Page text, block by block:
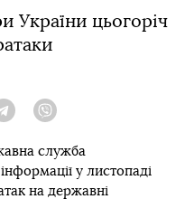
України цьогоріч
Telegram
служба
у листопаді
на державні